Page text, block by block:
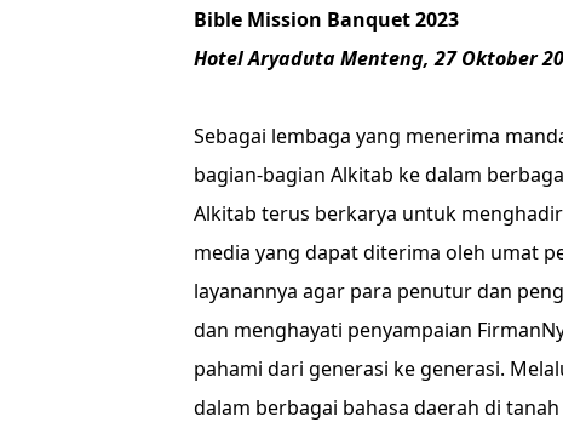
Bible Mission Banquet 2023
Hotel Aryaduta Menteng, 27 Oktober
Sebagai lembaga yang menerima
bagian-bagian Alkitab ke dalam
Alkitab terus berkarya untuk
media yang dapat diterima oleh umat
layanannya agar para penutur dan
dan menghayati penyampaian
pahami dari generasi ke generasi.
dalam berbagai bahasa daerah di